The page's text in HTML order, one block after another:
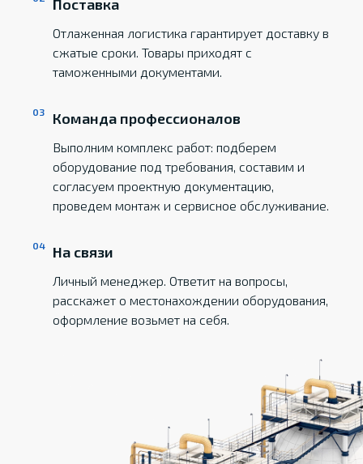
Поставка
Отлаженная логистика гарантирует доставку в
сжатые сроки. Товары приходят с
таможенными документами.
Команда профессионалов
Выполним комплекс работ: подберем
оборудование под требования, составим и
согласуем проектную документацию,
проведем монтаж и сервисное обслуживание.
На связи
Личный менеджер. Ответит на вопросы,
расскажет о местонахождении оборудования,
оформление возьмет на себя.